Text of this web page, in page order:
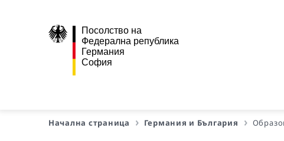
Посолство на
Федерална република
Германия
София
Начална страница Германия и България